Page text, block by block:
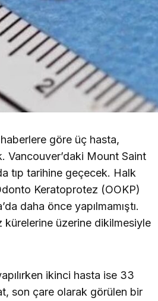
haberlere göre üç hasta,
Vancouver’daki Mount Saint
tıp tarihine geçecek. Halk
Keratoprotez (OOKP)
daha önce yapılmamıştı.
üzerine dikilmesiyle
ikinci hasta ise 33
son çare olarak görülen bir